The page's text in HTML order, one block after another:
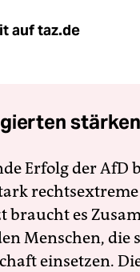
auf taz.de
stärken
Erfolg der AfD
braucht es
Menschen, die
einsetzen.